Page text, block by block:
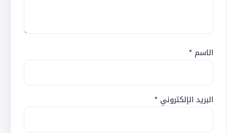
الاسم *
البريد الإلكتروني *